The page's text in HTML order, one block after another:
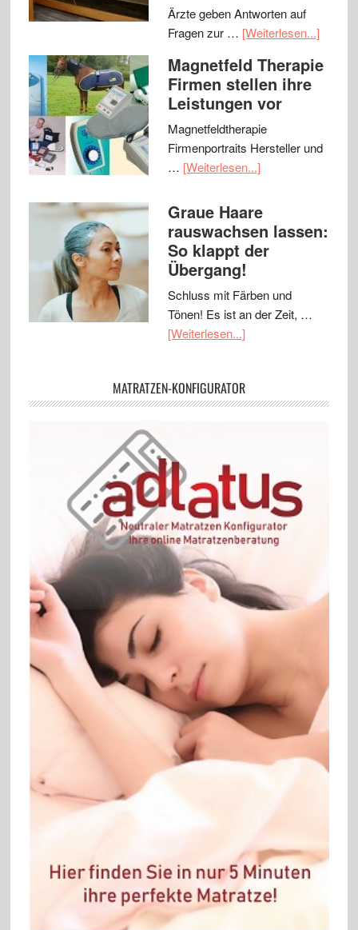
Ärzte geben Antworten auf
Fragen zur … [Weiterlesen...]
Magnetfeld Therapie
Firmen stellen ihre
Leistungen vor
Magnetfeldtherapie
Firmenportraits Hersteller und
… [Weiterlesen...]
Graue Haare
rauswachsen lassen:
So klappt der
Übergang!
Schluss mit Färben und
Tönen! Es ist an der Zeit, …
[Weiterlesen...]
MATRATZEN-KONFIGURATOR